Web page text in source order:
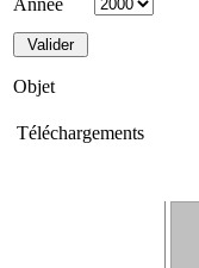
Année
Objet
Téléchargements